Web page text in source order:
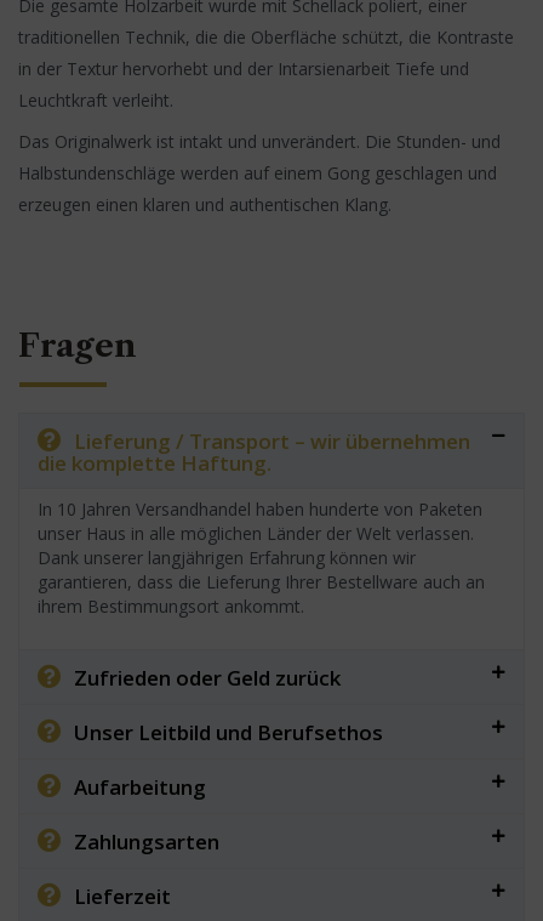
Die gesamte Holzarbeit wurde mit Schellack poliert, einer
traditionellen Technik, die die Oberfläche schützt, die Kontraste
in der Textur hervorhebt und der Intarsienarbeit Tiefe und
Leuchtkraft verleiht.
Das Originalwerk ist intakt und unverändert. Die Stunden- und
Halbstundenschläge werden auf einem Gong geschlagen und
erzeugen einen klaren und authentischen Klang.
Fragen
Lieferung / Transport – wir übernehmen
die komplette Haftung.
In 10 Jahren Versandhandel haben hunderte von Paketen
unser Haus in alle möglichen Länder der Welt verlassen.
Dank unserer langjährigen Erfahrung können wir
garantieren, dass die Lieferung Ihrer Bestellware auch an
ihrem Bestimmungsort ankommt.
Zufrieden oder Geld zurück
Unser Leitbild und Berufsethos
Aufarbeitung
Zahlungsarten
Lieferzeit